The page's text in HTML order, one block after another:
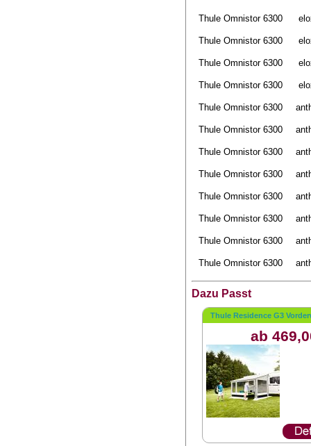
Thule Omnistor 6300
Thule Omnistor 6300
Thule Omnistor 6300
Thule Omnistor 6300
Thule Omnistor 6300
Thule Omnistor 6300
Thule Omnistor 6300
Thule Omnistor 6300
Thule Omnistor 6300
Thule Omnistor 6300
Thule Omnistor 6300
Thule Omnistor 6300
Dazu Passt
Thule Residence G3
ab